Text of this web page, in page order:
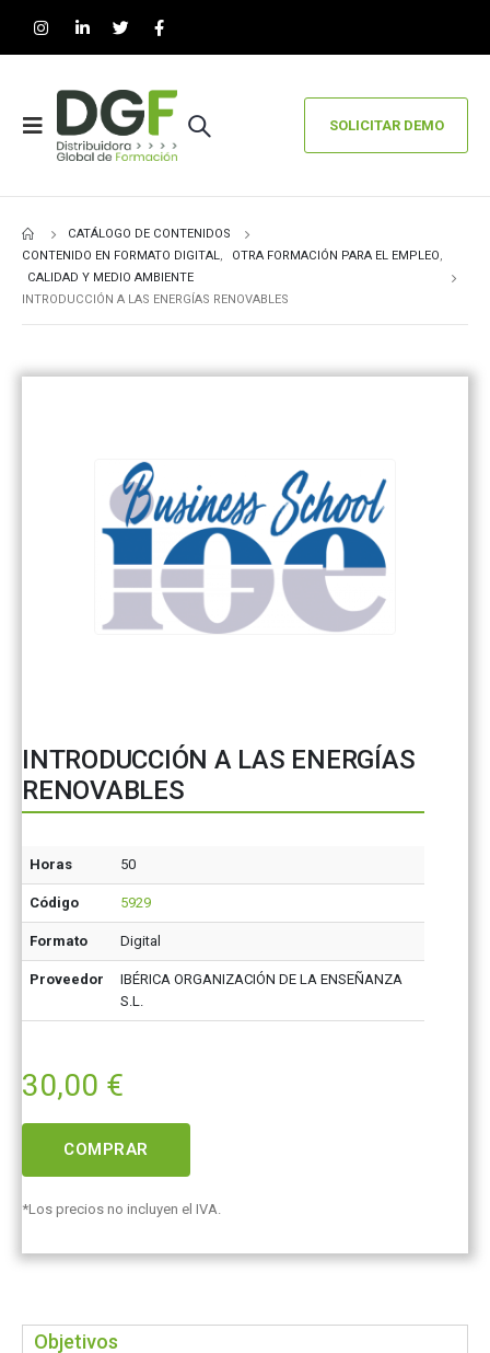
SOLICITAR DEMO
CATÁLOGO DE CONTENIDOS
CONTENIDO EN FORMATO DIGITAL, OTRA FORMACIÓN PARA EL EMPLEO,
CALIDAD Y MEDIO AMBIENTE
INTRODUCCIÓN A LAS ENERGÍAS RENOVABLES
INTRODUCCIÓN A LAS ENERGÍAS
RENOVABLES
Horas 50
Código 5929
Formato Digital
Proveedor
IBÉRICA ORGANIZACIÓN DE LA ENSEÑANZA
S.L.
30,00 €
COMPRAR
*Los precios no incluyen el IVA.
Objetivos